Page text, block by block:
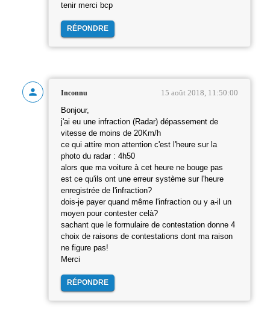
tenir merci bcp
RÉPONDRE
Inconnu 15 août 2018, 11:50:00
Bonjour,
j'ai eu une infraction (Radar) dépassement de
vitesse de moins de 20Km/h
ce qui attire mon attention c'est l'heure sur la
photo du radar : 4h50
alors que ma voiture à cet heure ne bouge pas
est ce qu'ils ont une erreur système sur l'heure
enregistrée de l'infraction?
dois-je payer quand même l'infraction ou y a-il un
moyen pour contester celà?
sachant que le formulaire de contestation donne 4
choix de raisons de contestations dont ma raison
ne figure pas!
Merci
RÉPONDRE